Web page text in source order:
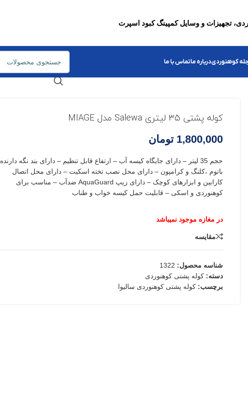
تجهیزات و وسایل کمپینگ کبود اسپرت
کوهنوردیدرباره ماتماس با ما
کوله پشتی 35 لیتری Salewa مدل MIAGE
1,800,000 تومان
حجم 35 لیتر – دارای جایگاه کیسه آب – ارتفاع قابل تنظیم – دارای بند نگه دارنده
باتوم ،کلنگ و کرامپون – دارای محل نصب تخته اسکیت – دارای محل اتصال
کارابین و ابزارهای کوچک – دارای زیپ AquaGuard ضدآب – مناسب برای
کوهنوردی و اسکی – قابلیت حمل کیسه خواب و طناب
مقایسه
شناسه محصول: 1322
دسته: کوله پشتی کوهنوردی
برچسب: کوله پشتی کوهنوردی سالیوا